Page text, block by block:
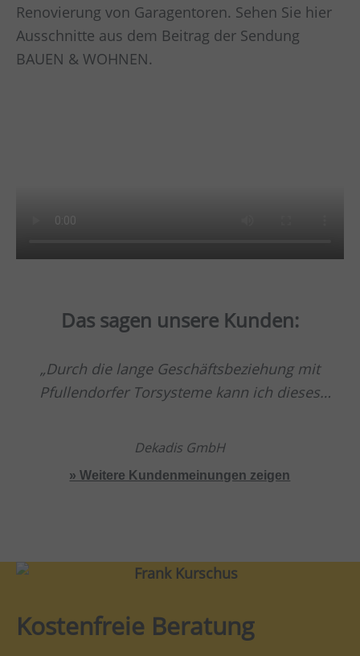
Renovierung von Garagentoren. Sehen Sie hier
Ausschnitte aus dem Beitrag der Sendung
BAUEN & WOHNEN.
Das sagen unsere Kunden:
Durch die lange Geschäftsbeziehung mit
Pfullendorfer Torsysteme kann ich dieses
Top Beratung, Top Service und volle
Dekadis GmbH
» Weitere Kundenmeinungen zeigen
Kostenfreie Beratung